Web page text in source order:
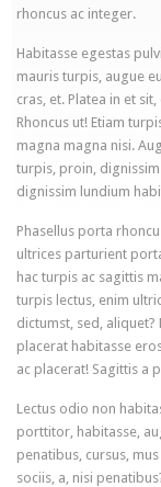
rhoncus ac integer.
Habitasse egestas
mauris turpis, augue
cras, et. Platea in et
Rhoncus ut! Etiam
magna magna nisi.
turpis, proin,
dignissim lundium
Phasellus porta
ultrices parturient
hac turpis ac sagittis
turpis lectus, enim
dictumst, sed, aliquet?
placerat habitasse
ac placerat! Sagittis a
Lectus odio non
porttitor, habitasse,
penatibus, cursus,
sociis, a, nisi